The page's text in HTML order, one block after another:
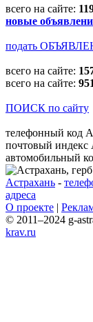
всего на сайте:
новые
подать
всего на сайте:
всего на сайте: 951
ПОИСК по сайту
телефонный код
почтовый индекс
автомобильный
Астрахань -
адреса
О проекте |
© 2011–2024 g-
krav.ru